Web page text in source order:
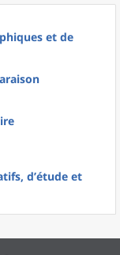
et de
d’étude et